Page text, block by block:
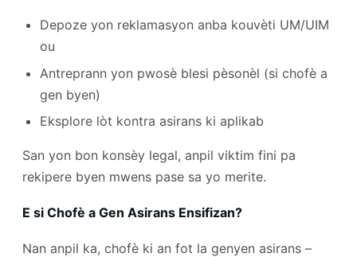
Depoze yon reklamasyon anba kouvèti UM/UIM
ou
Antreprann yon pwosè blesi pèsonèl (si chofè a
gen byen)
Eksplore lòt kontra asirans ki aplikab
San yon bon konsèy legal, anpil viktim fini pa
rekipere byen mwens pase sa yo merite.
E si Chofè a Gen Asirans Ensifizan?
Nan anpil ka, chofè ki an fot la genyen asirans –